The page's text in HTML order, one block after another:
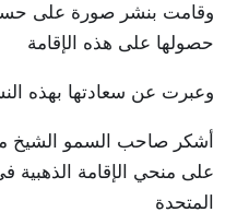
وقامت بنشر صورة على
حصولها على هذه الإقامة
وعبرت عن سعادتها بهذه
أشكر صاحب السمو الشيخ
على منحي الإقامة الذهبية
المتحدة